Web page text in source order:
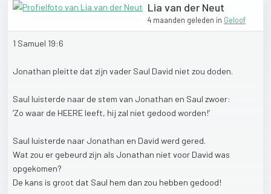
Lia van der Neut
4 maanden geleden in Geloof
1 Samuel 19:6
Jonathan pleitte dat zijn vader Saul David niet zou doden.
Saul luisterde naar de stem van Jonathan en Saul zwoer:
‘Zo waar de HEERE leeft, hij zal niet gedood worden!’
Saul luisterde naar Jonathan en David werd gered.
Wat zou er gebeurd zijn als Jonathan niet voor David was
opgekomen?
De kans is groot dat Saul hem dan zou hebben gedood!